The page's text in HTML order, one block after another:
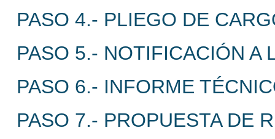
PASO 4.- PLIEGO DE
PASO 5.- NOTIFICACIÓN A
PASO 6.- INFORME
PASO 7.- PROPUESTA DE